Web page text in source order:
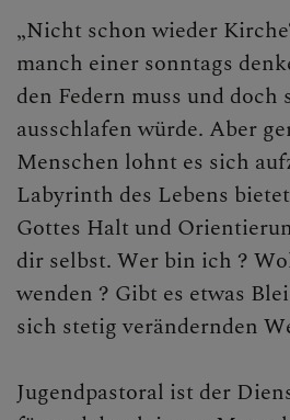
ERLEBEN
Pilgern
Jugendliche
Lange Nacht
Dom & Hl.
Kirchen- &
Lesefreude
Exerzitien
„Nicht schon wieder
manch einer sonntags
den Federn muss und doch
ausschlafen würde. Aber
Menschen lohnt es sich
Labyrinth des Lebens
Gottes Halt und
dir selbst. Wer bin ich ?
wenden ? Gibt es etwas
sich stetig verändernden
Jugendpastoral ist der